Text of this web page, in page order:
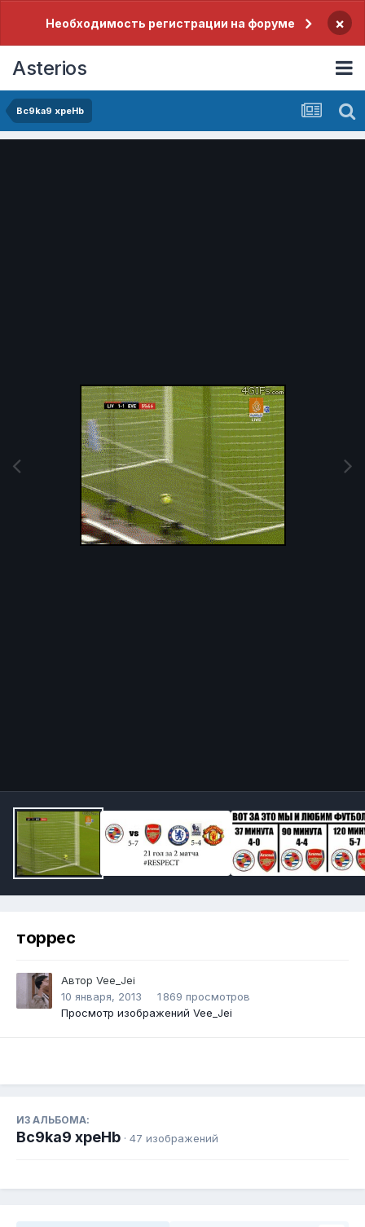
Необходимость регистрации на форуме ×
Asterios
Bc9ka9 xpeHb
торрес
Автор Vee_Jei
10 января, 2013
1 869 просмотров
Просмотр изображений Vee_Jei
ИЗ АЛЬБОМА:
Bc9ka9 xpeHb · 47 изображений